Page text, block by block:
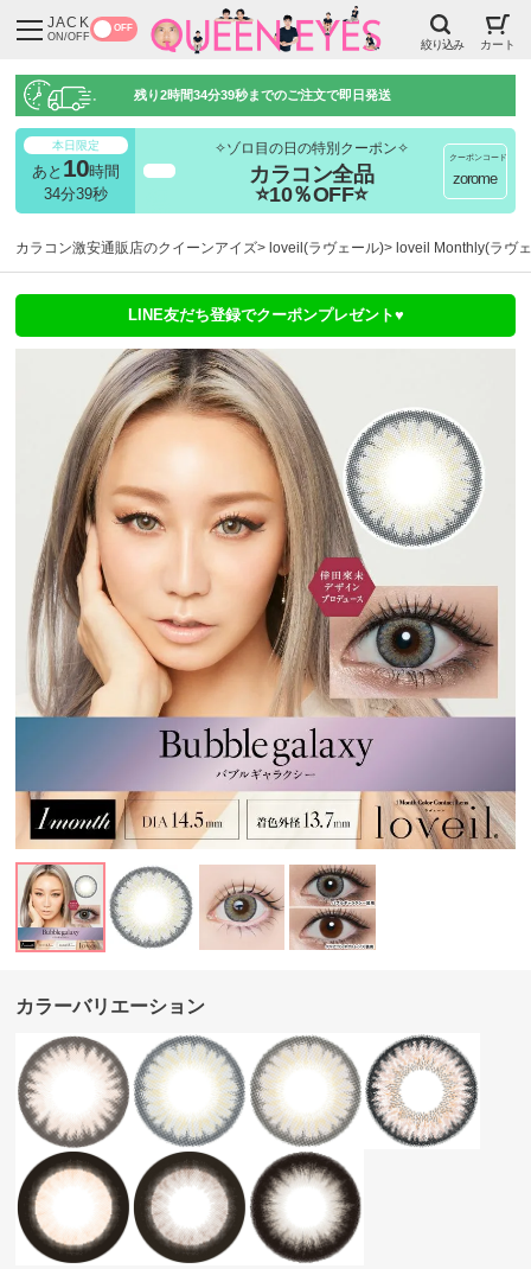
JACK
ON/OFF
OFF
絞り込み カート
残り2時間34分37秒までのご注文で即日発送
本日限定
あと 10時間
34分37秒
✧ゾロ目の日の特別クーポン✧
カラコン全品
⭐10％OFF⭐
クーポンコード
zorome
カラコン激安通販店のクイーンアイズ loveil(ラヴェール) loveil Monthly(ラヴ
LINE友だち登録でクーポンプレゼント♥
カラーバリエーション